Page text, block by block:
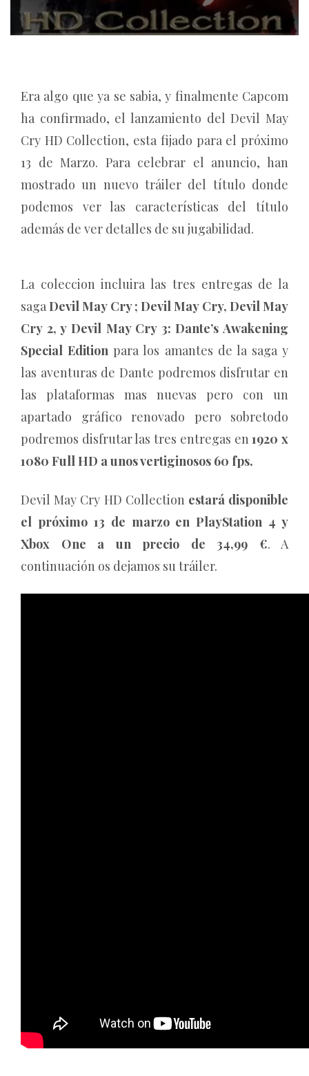
Era algo que ya se sabia, y finalmente Capcom
ha confirmado, el lanzamiento del Devil May
Cry HD Collection, esta fijado para el próximo
13 de Marzo. Para celebrar el anuncio, han
mostrado un nuevo tráiler del título donde
podemos ver las características del título
además de ver detalles de su jugabilidad.
La coleccion incluira las tres entregas de la
sagaDevil May Cry ; Devil May Cry, Devil May
Cry 2, y Devil May Cry 3: Dante’s Awakening
Special Edition para los amantes de la saga y
las aventuras de Dante podremos disfrutar en
las plataformas mas nuevas pero con un
apartado gráfico renovado pero sobretodo
podremos disfrutar las tres entregas en1920 x
1080 Full HD a unos vertiginosos 60 fps.
Devil May Cry HD Collectionestará disponible
el próximo 13 de marzo en PlayStation 4 y
Xbox One a un precio de 34,99 €. A
continuación os dejamos su tráiler.